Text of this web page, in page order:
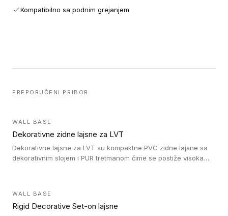
Kompatibilno sa podnim grejanjem
PREPORUČENI PRIBOR
WALL BASE
Dekorativne zidne lajsne za LVT
Dekorativne lajsne za LVT su kompaktne PVC zidne lajsne sa
dekorativnim slojem i PUR tretmanom čime se postiže visoka
WALL BASE
Rigid Decorative Set-on lajsne